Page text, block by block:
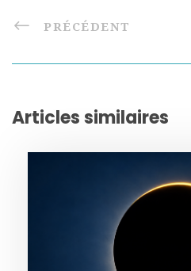
PRÉCÉDENT
Articles similaires